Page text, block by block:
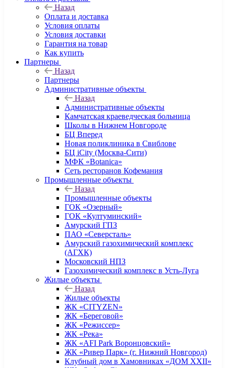
Назад
Оплата и доставка
Условия оплаты
Условия доставки
Гарантия на товар
Как купить
Партнеры
Назад
Партнеры
Административные объекты
Назад
Административные объекты
Камчатская краеведческая больница
Школы в Нижнем Новгороде
БЦ Вперед
Новая поликлиника в Свиблове
БЦ iCity (Москва-Сити)
МФК «Botanica»
Сеть ресторанов Кофемания
Промышленные объекты
Назад
Промышленные объекты
ГОК «Озерный»
ГОК «Култуминский»
Амурский ГПЗ
ПАО «Северсталь»
Амурский газохимический комплекс
(АГХК)
Московский НПЗ
Газохимический комплекс в Усть-Луга
Жилые объекты
Назад
Жилые объекты
ЖК «CITYZEN»
ЖК «Береговой»
ЖК «Режиссер»
ЖК «Река»
ЖК «AFI Park Воронцовский»
ЖК «Ривер Парк» (г. Нижний Новгород)
Клубный дом в Хамовниках «ДОМ XXII»